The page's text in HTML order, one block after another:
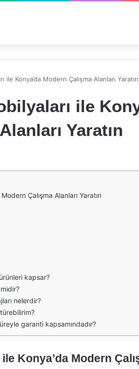
ile Konya’da Modern Çalışma Alanları Yaratın
ile
Yaratın
Çalışma Alanları Yaratın
kapsar?
nelerdir?
garanti kapsamındadır?
Konya’da Modern